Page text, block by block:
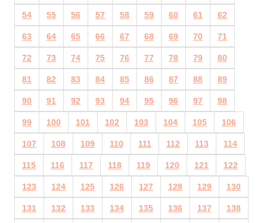
54 55 56 57 58 59 60 61 62
63 64 65 66 67 68 69 70 71
72 73 74 75 76 77 78 79 80
81 82 83 84 85 86 87 88 89
90 91 92 93 94 95 96 97 98
99 100 101 102 103 104 105 106
107 108 109 110 111 112 113 114
115 116 117 118 119 120 121 122
123 124 125 126 127 128 129 130
131 132 133 134 135 136 137 138